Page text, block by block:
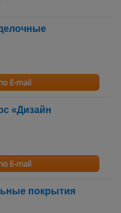
E-mail
«Дизайн
E-mail
покрытия